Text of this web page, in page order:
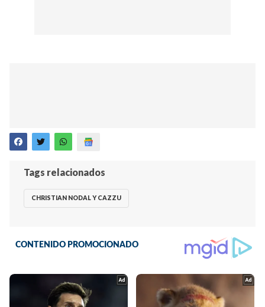
Tags relacionados
CHRISTIAN NODAL Y CAZZU